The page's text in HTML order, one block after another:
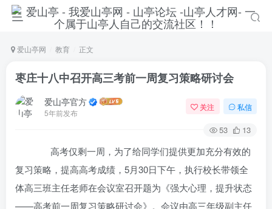
爱山亭网 教育 正文
枣庄十八中召开高三考前一周复习策略研讨会
爱山亭官方
5年前发布
关注 私信
53 13
高考仅剩一周，为了给同学们提供更加充分有效的
复习策略，提高高考成绩，5月30日下午，执行校长带领全
体高三班主任老师在会议室召开题为《强大心理，提升状态
——高考前一周复习策略研讨会》。会议由高三年级副主任